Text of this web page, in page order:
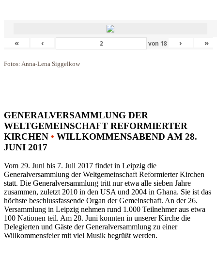
« ‹ von 18 › »
Fotos: Anna-Lena Siggelkow
GENERALVERSAMMLUNG DER
WELTGEMEINSCHAFT REFORMIERTER
KIRCHEN • WILLKOMMENSABEND AM 28.
JUNI 2017
Vom 29. Juni bis 7. Juli 2017 findet in Leipzig die
Generalversammlung der Weltgemeinschaft Reformierter Kirchen
statt. Die Generalversammlung tritt nur etwa alle sieben Jahre
zusammen, zuletzt 2010 in den USA und 2004 in Ghana. Sie ist das
höchste beschlussfassende Organ der Gemeinschaft. An der 26.
Versammlung in Leipzig nehmen rund 1.000 Teilnehmer aus etwa
100 Nationen teil. Am 28. Juni konnten in unserer Kirche die
Delegierten und Gäste der Generalversammlung zu einer
Willkommensfeier mit viel Musik begrüßt werden.